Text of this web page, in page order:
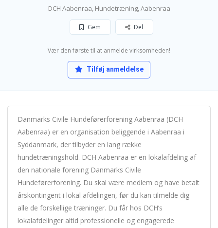
DCH Aabenraa, Hundetræning, Aabenraa
Gem Del
Vær den første til at anmelde virksomheden!
Tilføj anmeldelse
Danmarks Civile Hundeførerforening Aabenraa (DCH
Aabenraa) er en organisation beliggende i Aabenraa i
Syddanmark, der tilbyder en lang række
hundetræningshold. DCH Aabenraa er en lokalafdeling af
den nationale forening Danmarks Civile
Hundeførerforening. Du skal være medlem og have betalt
årskontingent i lokal afdelingen, før du kan tilmelde dig
alle de forskellige træninger. Du får hos DCH’s
lokalafdelinger altid professionelle og engagerede